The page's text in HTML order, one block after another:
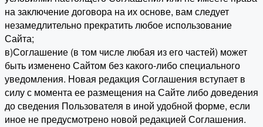
на заключение договора на их основе, вам следует
незамедлительно прекратить любое использование
Сайта;
в)Соглашение (в том числе любая из его частей) может
быть изменено Сайтом без какого-либо специального
уведомления. Новая редакция Соглашения вступает в
силу с момента ее размещения на Сайте либо доведения
до сведения Пользователя в иной удобной форме, если
иное не предусмотрено новой редакцией Соглашения.